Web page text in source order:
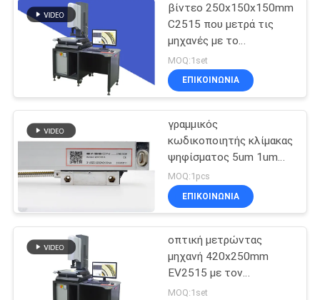
Απόλυτοι
γραμμικοί
κωδικοποιητές
3 ψηφιακή
ανάγνωση άξονα
βίντεο 250x150x150mm
C2515 που μετρά τις
μηχανές με το
χειρωνακτικό φακό ζουμ
MOQ:1set
ΕΠΙΚΟΙΝΩΝΙΑ
γραμμικός
κωδικοποιητής κλίμακας
ψηφίσματος 5um 1um
για το μύλο άλεσης
τόρνου
MOQ:1pcs
ΕΠΙΚΟΙΝΩΝΙΑ
οπτική μετρώντας
μηχανή 420x250mm
EV2515 με τον
αυτόματο φακό ζουμ
MOQ:1set